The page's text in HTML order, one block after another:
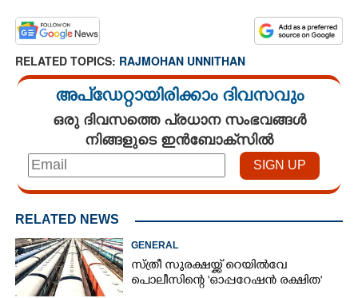
RELATED TOPICS: RAJMOHAN UNNITHAN
അപ്ഡേറ്റായിരിക്കാം ദിവസവും
ഒരു ദിവസത്തെ പ്രധാന സംഭവങ്ങൾ
നിങ്ങളുടെ ഇൻബോക്സിൽ
RELATED NEWS
GENERAL
സ്ത്രീ സുരക്ഷയ്ക്ക് റെയിൽവേ
പൊലീസിന്റെ 'ഓപ്പറേഷൻ രക്ഷിത'